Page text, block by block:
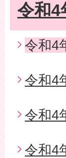
令和4
令和4
令和4
令和4
令和4